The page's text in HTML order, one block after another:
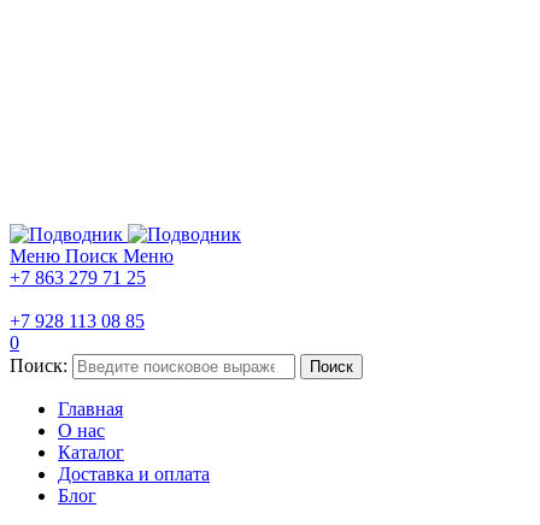
Меню Поиск Меню
+7 863 279 71 25
+7 928 113 08 85
0
Поиск:
Поиск
Главная
О нас
Каталог
Доставка и оплата
Блог